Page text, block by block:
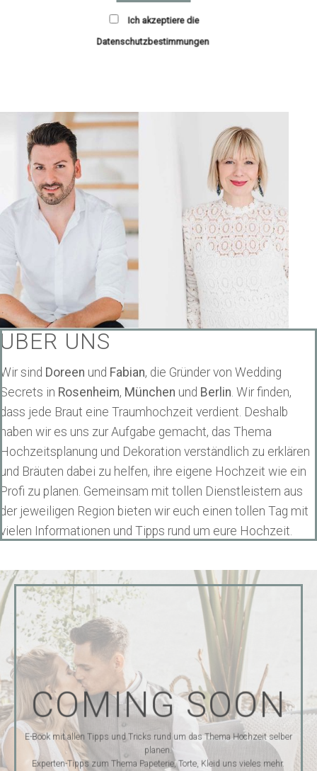
Ich akzeptiere die
Datenschutzbestimmungen
ÜBER UNS
Wir sind Doreen und Fabian, die Gründer von Wedding
Secrets in Rosenheim, München und Berlin. Wir finden,
dass jede Braut eine Traumhochzeit verdient. Deshalb
haben wir es uns zur Aufgabe gemacht, das Thema
Hochzeitsplanung und Dekoration verständlich zu erklären
und Bräuten dabei zu helfen, ihre eigene Hochzeit wie ein
Profi zu planen. Gemeinsam mit tollen Dienstleistern aus
der jeweiligen Region bieten wir euch einen tollen Tag mit
vielen Informationen und Tipps rund um eure Hochzeit.
COMING SOON
E-Book mit allen Tipps und Tricks rund um das Thema Hochzeit selber
planen.
Experten-Tipps zum Thema Papeterie, Torte, Kleid uns vieles mehr.